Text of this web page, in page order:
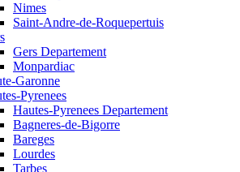
Nimes
Saint-Andre-de-Roquepertuis
Gers Departement
Monpardiac
Garonne
Pyrenees
Hautes-Pyrenees Departement
Bagneres-de-Bigorre
Bareges
Lourdes
Tarbes